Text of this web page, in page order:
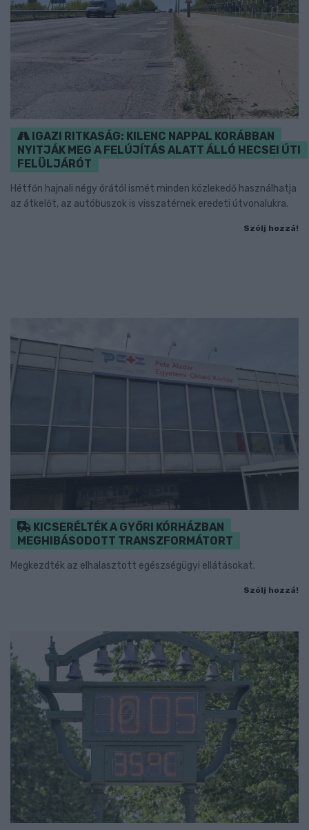
IGAZI RITKASÁG: KILENC NAPPAL KORÁBBAN
NYITJÁK MEG A FELÚJÍTÁS ALATT ÁLLÓ HECSEI ÚTI
FELÜLJÁRÓT
Hétfőn hajnali négy órától ismét minden közlekedő használhatja
az átkelőt, az autóbuszok is visszatérnek eredeti útvonalukra.
Szólj hozzá!
KICSERÉLTÉK A GYŐRI KÓRHÁZBAN
MEGHIBÁSODOTT TRANSZFORMÁTORT
Megkezdték az elhalasztott egészségügyi ellátásokat.
Szólj hozzá!